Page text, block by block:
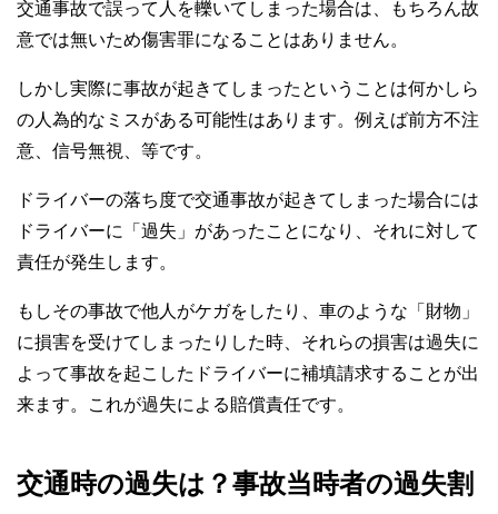
交通事故で誤って人を轢いてしまった場合は、もちろん故
意では無いため傷害罪になることはありません。
しかし実際に事故が起きてしまったということは何かしら
の人為的なミスがある可能性はあります。例えば前方不注
意、信号無視、等です。
ドライバーの落ち度で交通事故が起きてしまった場合には
ドライバーに「過失」があったことになり、それに対して
責任が発生します。
もしその事故で他人がケガをしたり、車のような「財物」
に損害を受けてしまったりした時、それらの損害は過失に
よって事故を起こしたドライバーに補填請求することが出
来ます。これが過失による賠償責任です。
交通時の過失は？事故当時者の過失割